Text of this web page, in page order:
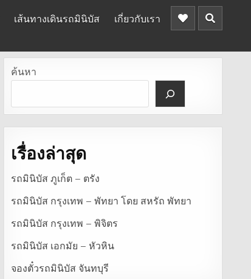
เส้นทางเดินรถมินิบัส เกี่ยวกับเรา
ค้นหา
เรื่องล่าสุด
รถมินิบัส ภูเก็ต – ตรัง
รถมินิบัส กรุงเทพ – พัทยา โดย สหรัถ พัทยา
รถมินิบัส กรุงเทพ – พิจิตร
รถมินิบัส เอกมัย – หัวหิน
จองตั๋วรถมินิบัส จันทบุรี